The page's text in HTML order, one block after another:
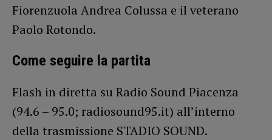
Fiorenzuola Andrea Colussa e il veterano
Paolo Rotondo.
Come seguire la partita
Flash in diretta su Radio Sound Piacenza
(94.6 – 95.0; radiosound95.it) all’interno
della trasmissione STADIO SOUND.